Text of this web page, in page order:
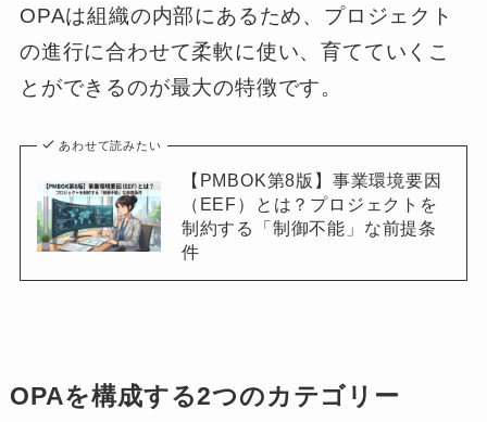
OPAは組織の内部にあるため、プロジェクト
の進行に合わせて柔軟に使い、育てていくこ
とができるのが最大の特徴です。
あわせて読みたい
【PMBOK第8版】事業環境要因
（EEF）とは？プロジェクトを
制約する「制御不能」な前提条
件
OPAを構成する2つのカテゴリー